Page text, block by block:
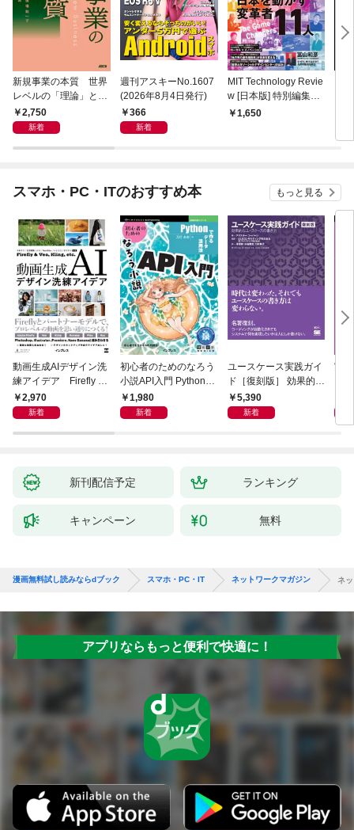
新規事業の本質 世界
レベルの「理論」と
「現場知」で描く全体
地図
2,750
新着
週刊アスキーNo.1607
(2026年8月4日発行)
366
新着
MIT Technology Revie
w [日本版] 特別編集
ポスト都市時代の社会
1,650
スマホ・PC・ITのおすすめ本 もっと見る
動画生成AIデザイン洗
練アイデア Firefly &
Veo， Kling， etc.
2,970
新着
初心者のためのなろう
小説API入門 Pythonで
作るデータ活用法
1,980
新着
ユースケース実践ガイ
ド［復刻版］ 効果的な
ユースケースの書き方
5,390
新着
実
新刊配信予定 ランキング
キャンペーン 無料
漫画無料試し読みならdブック スマホ・PC・IT ネットワークマガジン ネ
アプリならもっと便利で快適に！